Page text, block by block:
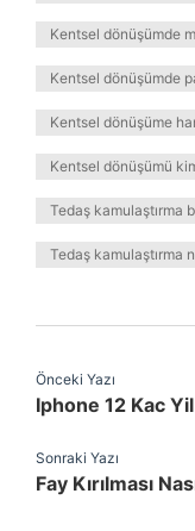
Kentsel dönüşümde
Kentsel dönüşümde
Kentsel dönüşüme
Kentsel dönüşümü
Tedaş kamulaştırma
Tedaş kamulaştırma
Önceki Yazı
Iphone 12 Kac
Sonraki Yazı
Fay Kırılması